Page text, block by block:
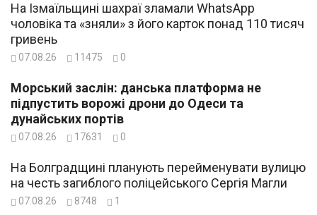
На Ізмаїльщині шахраї зламали WhatsApp
чоловіка та «зняли» з його карток понад 110 тисяч
гривень
07.08.26 11475 0
Морський заслін: данська платформа не
підпустить ворожі дрони до Одеси та
дунайських портів
07.08.26 17631 0
На Болградщині планують перейменувати вулицю
на честь загиблого поліцейського Сергія Магли
07.08.26 8748 1